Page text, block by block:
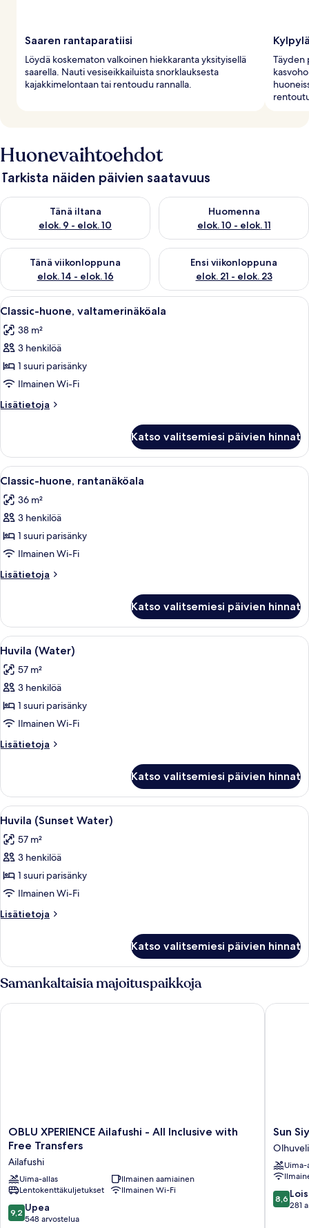
Saaren rantaparatiisi
Löydä koskematon valkoinen hiekkaranta yksityisellä
saarella. Nauti vesiseikkailuista snorklauksesta
kajakkimelontaan tai rentoudu rannalla.
Täyden
Huonevaihtoehdot
Tarkista näiden päivien saatavuus
Tänä iltana
elok. 9 - elok. 10
Tarkista tämän illan saatavuus elok. 9 - elok. 10
Huomenna
elok. 10 - elok. 11
Tarkista huomisen saatavuus
Tänä viikonloppuna
elok. 14 - elok. 16
Tarkista tämän viikonlopun saatavuus elok. 14 - elok. 16
Ensi viikonloppuna
elok. 21 - elok. 23
Tarkista ensi viikonlopun
Avaa
kaikki
huonetyypin
Classic-
huone,
valtamerinäköala
kuvat
Hotellihuone, jossa on sänky,
7
Classic-huone, valtamerinäköala
38 m²
3 henkilöä
1 suuri parisänky
Ilmainen Wi-Fi
Lisätietoja
Lisätietoja
valtamerinäköala
Katso valitsemiesi päivien hinnat
Avaa
kaikki
huonetyypin
Classic-
huone,
rantanäköala
kuvat
Hotellihuone, jossa on sänky,
7
Classic-huone, rantanäköala
36 m²
3 henkilöä
1 suuri parisänky
Ilmainen Wi-Fi
Lisätietoja
Lisätietoja
rantanäköala
Katso valitsemiesi päivien hinnat
Avaa
kaikki
huonetyypin
Huvila
(Water)
kuvat
Hotellihuone, jossa on sänky,
6
Huvila (Water)
57 m²
3 henkilöä
1 suuri parisänky
Ilmainen Wi-Fi
Lisätietoja
Lisätietoja
Katso valitsemiesi päivien hinnat
Avaa
kaikki
huonetyypin
Huvila
(Sunset
Water)
kuvat
Hotellihuone, jossa on sänky,
6
Huvila (Sunset Water)
57 m²
3 henkilöä
1 suuri parisänky
Ilmainen Wi-Fi
Lisätietoja
Lisätietoja
Water)
Katso valitsemiesi päivien hinnat
Samankaltaisia majoituspaikkoja
OBLU
XPERIENCE
-
All
Inclusive
with
Free
OBLU XPERIENCE Ailafushi - All Inclusive with
Free Transfers
Ailafushi
Uima-allas
Ilmainen aamiainen
Lentokenttäkuljetukset
Ilmainen Wi-Fi
9.2
kautta
9,2 Upea
548 arvostelua
OBLU XPERIENCE Ailafushi - All Inclusive with Free Transfers
Sun
Siyam
Olhuveli
Olhuveli
Sun
Olhuveli
Uima-
8.6
kautta
8,6
281
Sun